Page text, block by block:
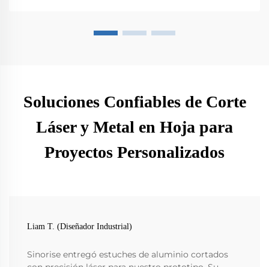
Soluciones Confiables de Corte
Láser y Metal en Hoja para
Proyectos Personalizados
Liam T. (Diseñador Industrial)
Sinorise entregó estuches de aluminio cortados